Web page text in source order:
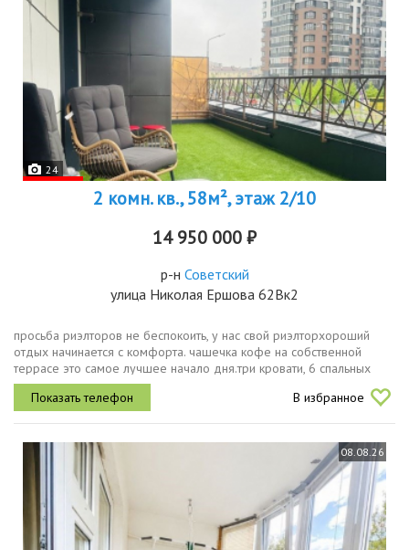
24
2 комн. кв., 58м², этаж 2/10
14 950 000 ₽
р-н Советский
улица Николая Ершова 62Вк2
просьба риэлторов не беспокоить, у нас свой риэлторхороший
отдых начинается с комфорта. чашечка кофе на собственной
террасе это самое лучшее начало дня.три кровати, 6 спальных
мест двуспальная кровать с ортопедическим матрасом, огромный
диван и...
В избранное
08.08.26